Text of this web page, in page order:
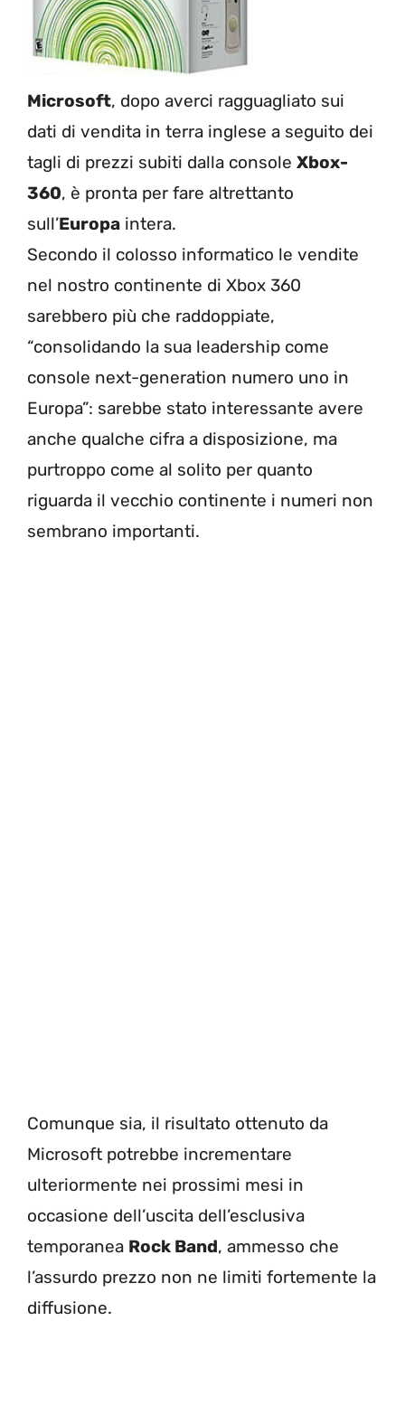
Microsoft, dopo averci ragguagliato sui
dati di vendita in terra inglese a seguito dei
tagli di prezzi subiti dalla console Xbox-
360, è pronta per fare altrettanto
sull’Europa intera.
Secondo il colosso informatico le vendite
nel nostro continente di Xbox 360
sarebbero più che raddoppiate,
“consolidando la sua leadership come
console next-generation numero uno in
Europa”: sarebbe stato interessante avere
anche qualche cifra a disposizione, ma
purtroppo come al solito per quanto
riguarda il vecchio continente i numeri non
sembrano importanti.
Comunque sia, il risultato ottenuto da
Microsoft potrebbe incrementare
ulteriormente nei prossimi mesi in
occasione dell’uscita dell’esclusiva
temporanea Rock Band, ammesso che
l’assurdo prezzo non ne limiti fortemente la
diffusione.